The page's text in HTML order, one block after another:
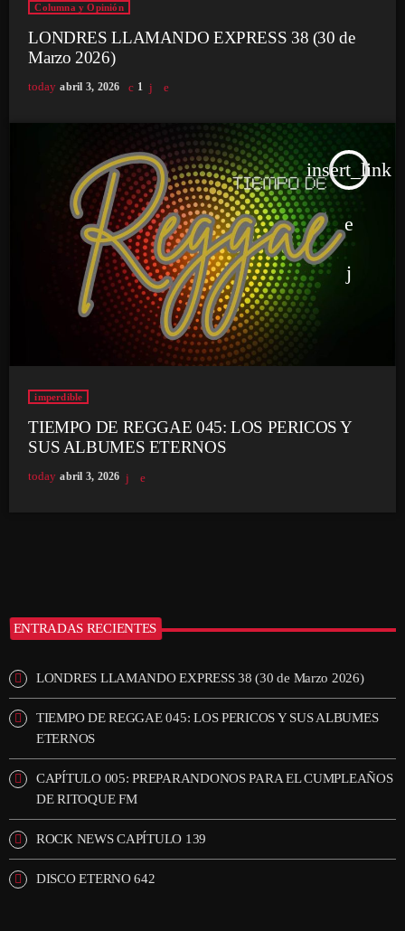
Columna y Opinión
LONDRES LLAMANDO EXPRESS 38 (30 de
Marzo 2026)
today abril 3, 2026 1
insert_link
imperdible
TIEMPO DE REGGAE 045: LOS PERICOS Y
SUS ALBUMES ETERNOS
today abril 3, 2026
ENTRADAS RECIENTES
LONDRES LLAMANDO EXPRESS 38 (30 de Marzo 2026)
TIEMPO DE REGGAE 045: LOS PERICOS Y SUS ALBUMES
ETERNOS
CAPÍTULO 005: PREPARANDONOS PARA EL CUMPLEAÑOS
DE RITOQUE FM
ROCK NEWS CAPÍTULO 139
DISCO ETERNO 642